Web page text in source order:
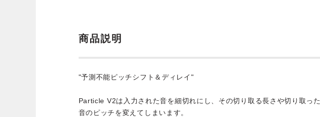
商品説明
"予測不能ピッチシフト＆ディレイ"
Particle V2は入力された音を細切れにし、その切り取る長さや切り取った
音のピッチを変えてしまいます。